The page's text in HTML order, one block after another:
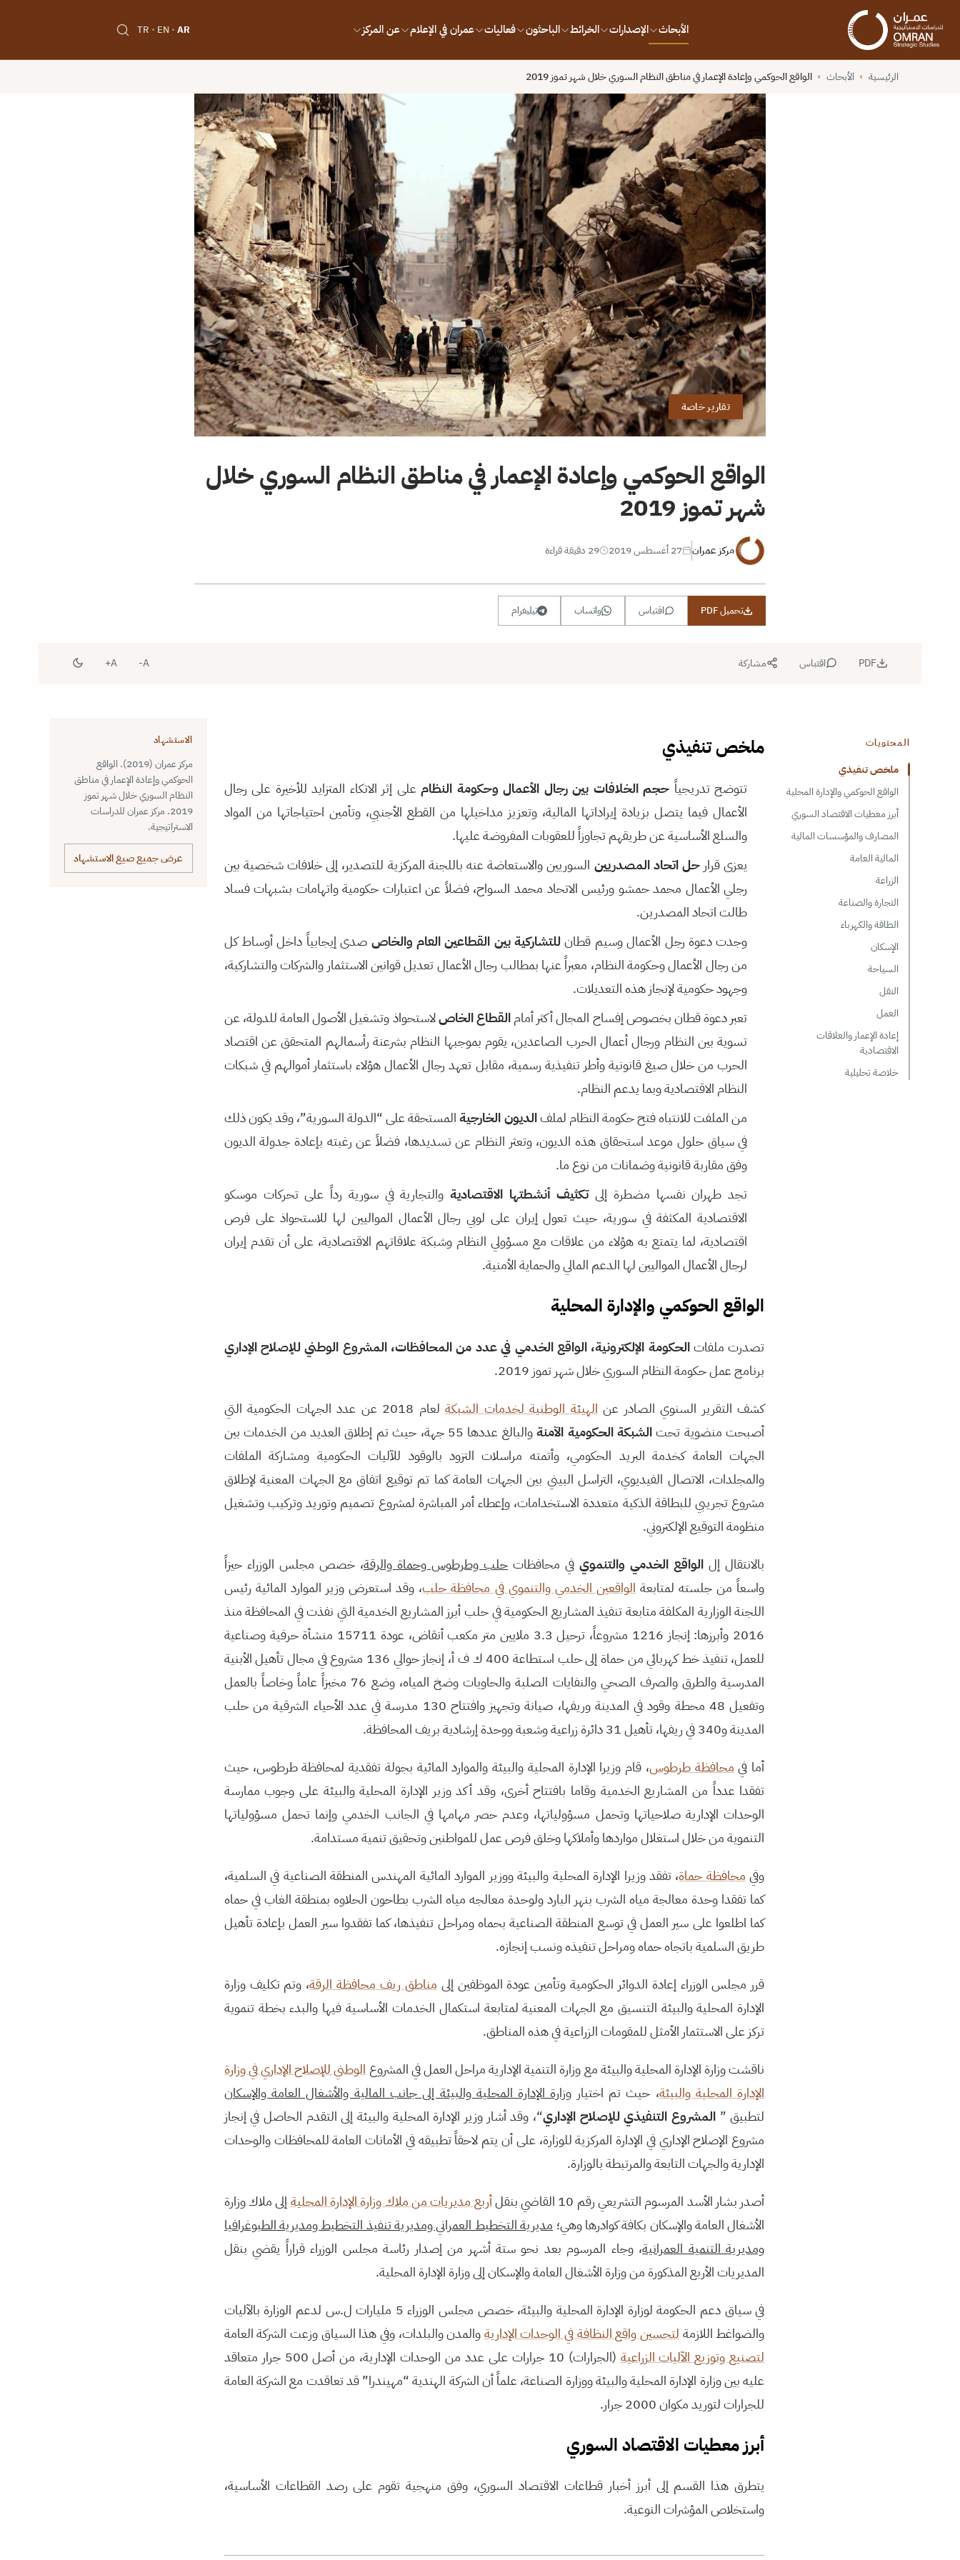
الأبحاث الإصدارات الخرائط الباحثون فعاليات عمران في الإعلام عن المركز AR
EN
TR
الرئيسية › الأبحاث › الواقع الحوكمي وإعادة الإعمار في مناطق النظام السوري خلال شهر تموز 2019
تقارير خاصة
الواقع الحوكمي وإعادة الإعمار في مناطق النظام السوري خلال
شهر تموز 2019
مركز عمران 27 أغسطس 2019 29 دقيقة قراءة
تحميل PDF اقتباس واتساب تيليغرام
PDF اقتباس مشاركة A-
A+
المحتويات
ملخص تنفيذي
الواقع الحوكمي والإدارة المحلية
أبرز معطيات الاقتصاد السوري
المصارف والمؤسسات المالية
المالية العامة
الزراعة
التجارة والصناعة
الطاقة والكهرباء
الإسكان
السياحة
النقل
العمل
إعادة الإعمار والعلاقات
الاقتصادية
خلاصة تحليلية
ملخص تنفيذي
تتوضح تدريجياً حجم الخلافات بين رجال الأعمال وحكومة النظامعلى إثر الاتكاء المتزايد للأخيرة على رجال
الأعمال فيما يتصل بزيادة إيراداتها المالية، وتعزيز مداخيلها من القطع الأجنبي، وتأمين احتياجاتها من المواد
والسلع الأساسية عن طريقهم تجاوزاً للعقوبات المفروضة عليها.
يعزى قرارحل اتحاد المصدريين السوريين والاستعاضة عنه باللجنة المركزية للتصدير، إلى خلافات شخصية بين
رجلي الأعمال محمد حمشو ورئيس الاتحاد محمد السواح، فضلاً عن اعتبارات حكومية واتهامات بشبهات فساد
طالت اتحاد المصدرين.
وجدت دعوة رجل الأعمال وسيم قطانللتشاركية بين القطاعين العام والخاص صدى إيجابياً داخل أوساط كل
من رجال الأعمال وحكومة النظام، معبراً عنها بمطالب رجال الأعمال تعديل قوانين الاستثمار والشركات والتشاركية،
وجهود حكومية لإنجاز هذه التعديلات.
تعبر دعوة قطان بخصوص إفساح المجال أكثر أمامالقطاع الخاصلاستحواذ وتشغيل الأصول العامة للدولة، عن
تسوية بين النظام ورجال أعمال الحرب الصاعدين، يقوم بموجبها النظام بشرعنة رأسمالهم المتحقق عن اقتصاد
الحرب من خلال صيغ قانونية وأطر تنفيذية رسمية، مقابل تعهد رجال الأعمال هؤلاء باستثمار أموالهم في شبكات
النظام الاقتصادية وبما يدعم النظام.
من الملفت للانتباه فتح حكومة النظام لملفالديون الخارجيةالمستحقة على “الدولة السورية”، وقد يكون ذلك
في سياق حلول موعد استحقاق هذه الديون، وتعثر النظام عن تسديدها، فضلاً عن رغبته بإعادة جدولة الديون
وفق مقاربة قانونية وضمانات من نوع ما.
تجد طهران نفسها مضطرة إلىتكثيف أنشطتها الاقتصادية والتجارية في سورية رداً على تحركات موسكو
الاقتصادية المكثفة في سورية، حيث تعول إيران على لوبي رجال الأعمال المواليين لها للاستحواذ على فرص
اقتصادية، لما يتمتع به هؤلاء من علاقات مع مسؤولي النظام وشبكة علاقاتهم الاقتصادية، على أن تقدم إيران
لرجال الأعمال المواليين لها الدعم المالي والحماية الأمنية.
الواقع الحوكمي والإدارة المحلية
تصدرت ملفاتالحكومة الإلكترونية، الواقع الخدمي في عدد من المحافظات، المشروع الوطني للإصلاح الإداري
برنامج عمل حكومة النظام السوري خلال شهر تموز 2019.
كشف التقرير السنوي الصادر عن الهيئة الوطنية لخدمات الشبكة
لعام 2018 عن عدد الجهات الحكومية التي
أصبحت منضوية تحتالشبكة الحكومية الآمنة
والبالغ عددها 55 جهة، حيث تم إطلاق العديد من الخدمات بين
الجهات العامة كخدمة البريد الحكومي، وأتمته مراسلات التزود بالوقود للآليات الحكومية ومشاركة الملفات
والمجلدات، الاتصال الفيديوي، التراسل البيني بين الجهات العامة كما تم توقيع اتفاق مع الجهات المعنية لإطلاق
مشروع تجريبي للبطاقة الذكية متعددة الاستخدامات، وإعطاء أمر المباشرة لمشروع تصميم وتوريد وتركيب وتشغيل
منظومة التوقيع الإلكتروني.
بالانتقال إل الواقع الخدمي والتنمويفي محافظات حلب وطرطوس وحماة والرقة، خصص مجلس الوزراء حيزاً
واسعاً من جلسته لمتابعة الواقعين الخدمي والتنموي في محافظة حلب، وقد استعرض وزير الموارد المائية رئيس
اللجنة الوزارية المكلفة متابعة تنفيذ المشاريع الحكومية في حلب أبرز المشاريع الخدمية التي نفذت في المحافظة منذ
2016 وأبرزها: إنجاز 1216 مشروعاً، ترحيل 3.3 ملايين متر مكعب أنقاض، عودة 15711 منشأة حرفية وصناعية
للعمل، تنفيذ خط كهربائي من حماة إلى حلب استطاعة 400 ك ف أ، إنجاز حوالي 136 مشروع في مجال تأهيل الأبنية
المدرسية والطرق والصرف الصحي والنفايات الصلبة والحاويات وضخ المياه، وضع 76 مخبزاً عاماً وخاصاً بالعمل
وتفعيل 48 محطة وقود في المدينة وريفها، صيانة وتجهيز وافتتاح 130 مدرسة في عدد الأحياء الشرقية من حلب
المدينة و340 في ريفها، تأهيل 31 دائرة زراعية وشعبة ووحدة إرشادية بريف المحافظة.
أما في محافظة طرطوس، قام وزيرا الإدارة المحلية والبيئة والموارد المائية بجولة تفقدية لمحافظة طرطوس، حيث
تفقدا عدداً من المشاريع الخدمية وقاما بافتتاح أخرى، وقد أكد وزير الإدارة المحلية والبيئة على وجوب ممارسة
الوحدات الإدارية صلاحياتها وتحمل مسؤولياتها، وعدم حصر مهامها في الجانب الخدمي وإنما تحمل مسؤولياتها
التنموية من خلال استغلال مواردها وأملاكها وخلق فرص عمل للمواطنين وتحقيق تنمية مستدامة.
وفي محافظة حماة، تفقد وزيرا الإدارة المحلية والبيئة ووزير الموارد المائية المهندس المنطقة الصناعية في السلمية،
كما تفقدا وحدة معالجة مياه الشرب بنهر البارد ولوحدة معالجه مياه الشرب بطاحون الحلاوه بمنطقة الغاب في حماه
كما اطلعوا على سير العمل في توسع المنطقة الصناعية بحماه ومراحل تنفيذها، كما تفقدوا سير العمل بإعادة تأهيل
طريق السلمية باتجاه حماه ومراحل تنفيذه ونسب إنجازه.
قرر مجلس الوزراء إعادة الدوائر الحكومية وتأمين عودة الموظفين إلى مناطق ريف محافظة الرقة، وتم تكليف وزارة
الإدارة المحلية والبيئة التنسيق مع الجهات المعنية لمتابعة استكمال الخدمات الأساسية فيها والبدء بخطة تنموية
تركز على الاستثمار الأمثل للمقومات الزراعية في هذه المناطق.
ناقشت وزارة الإدارة المحلية والبيئة مع وزارة التنمية الإدارية مراحل العمل في المشروع الوطني للإصلاح الإداري في وزارة
الإدارة المحلية والبيئة، حيث تم اختيار وزارة الإدارة المحلية والبيئة إلى جانب المالية والأشغال العامة والإسكان
لتطبيق ”المشروع التنفيذي للإصلاح الإداري“، وقد أشار وزير الإدارة المحلية والبيئة إلى التقدم الحاصل في إنجاز
مشروع الإصلاح الإداري في الإدارة المركزية للوزارة، على أن يتم لاحقاً تطبيقه في الأمانات العامة للمحافظات والوحدات
الإدارية والجهات التابعة والمرتبطة بالوزارة.
أصدر بشار الأسد المرسوم التشريعي رقم 10 القاضي بنقل
أربع مديريات من ملاك وزارة الإدارة المحلية إلى ملاك وزارة
الأشغال العامة والإسكان بكافة كوادرها وهي؛ مديرية التخطيط العمراني ومديرية تنفيذ التخطيط ومديرية الطبوغرافيا
ومديرية التنمية العمرانية، وجاء المرسوم بعد نحو ستة أشهر من إصدار رئاسة مجلس الوزراء قراراً يقضي بنقل
المديريات الأربع المذكورة من وزارة الأشغال العامة والإسكان إلى وزارة الإدارة المحلية.
في سياق دعم الحكومة لوزارة الإدارة المحلية والبيئة، خصص مجلس الوزراء 5 مليارات ل.س لدعم الوزارة بالآليات
والضواغط اللازمة لتحسين واقع النظافة في الوحدات الإداريةوالمدن والبلدات، وفي هذا السياق وزعت الشركة العامة
لتصنيع وتوزيع الآليات الزراعية
(الجرارات) 10 جرارات على عدد من الوحدات الإدارية، من أصل 500 جرار متعاقد
عليه بين وزارة الإدارة المحلية والبيئة ووزارة الصناعة، علماً أن الشركة الهندية “مهيندرا” قد تعاقدت مع الشركة العامة
للجرارات لتوريد مكوان 2000 جرار.
أبرز معطيات الاقتصاد السوري
يتطرق هذا القسم إلى أبرز أخبار قطاعات الاقتصاد السوري، وفق منهجية تقوم على رصد القطاعات الأساسية،
واستخلاص المؤشرات النوعية.
الاستشهاد
مركز عمران (2019). الواقع
الحوكمي وإعادة الإعمار في مناطق
النظام السوري خلال شهر تموز
2019. مركز عمران للدراسات
الاستراتيجية.
عرض جميع صيغ الاستشهاد